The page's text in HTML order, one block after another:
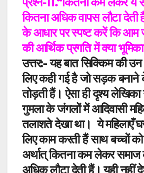
कितना अधिक वापस लौटा देती
के आधार पर स्पष्ट करें कि आम
की आर्थिक प्रगति में क्या
उत्तर:- यह बात सिक्किम की
लिए कही गई है जो सड़क बनाने
तोड़ती हैं। ऐसा ही दृश्य
गुमला के जंगलों में आदिवासी
तलाशते देखा था।ये महिलाएँ
लिए काम करती हैं साथ बच्चों
अर्थात् कितना कम लेकर समाज
अधिक लौटा देती हैं। यही नहीं